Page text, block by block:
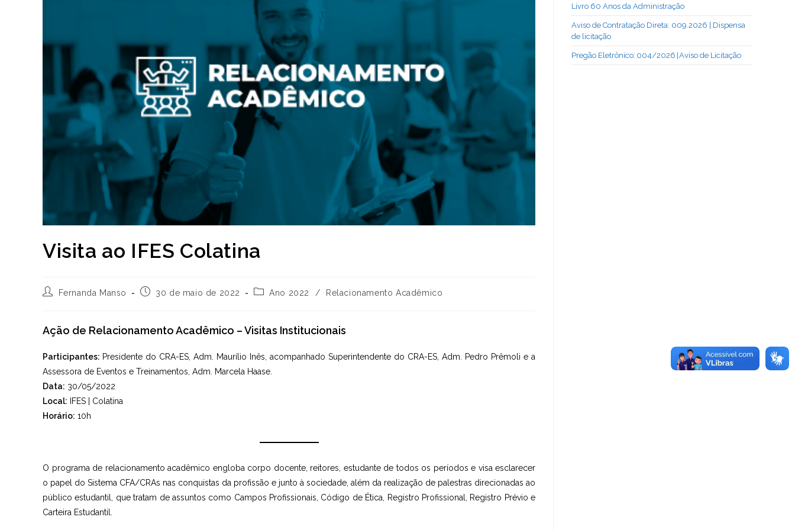
Visita ao IFES Colatina
AutorFernanda Manso
Post30 de maio de 2022
Categoria
Ano 2022 / Relacionamento Acadêmico
Ação de Relacionamento Acadêmico – Visitas Institucionais
Participantes: Presidente do CRA-ES, Adm. Maurílio Inês, acompanhado Superintendente do CRA-ES, Adm. Pedro Prêmoli e a
Assessora de Eventos e Treinamentos, Adm. Marcela Haase.
Data: 30/05/2022
Local: IFES | Colatina
Horário: 10h
O programa de relacionamento acadêmico engloba corpo docente, reitores, estudante de todos os períodos e visa esclarecer
o papel do Sistema CFA/CRAs nas conquistas da profissão e junto à sociedade, além da realização de palestras direcionadas ao
público estudantil, que tratam de assuntos como Campos Profissionais, Código de Ética, Registro Profissional, Registro Prévio e
Carteira Estudantil.
Livro 60 Anos da Administração
Aviso de Contratação Direta: 009.2026 | Dispensa
de licitação
Pregão Eletrônico: 004/2026 | Aviso de Licitação